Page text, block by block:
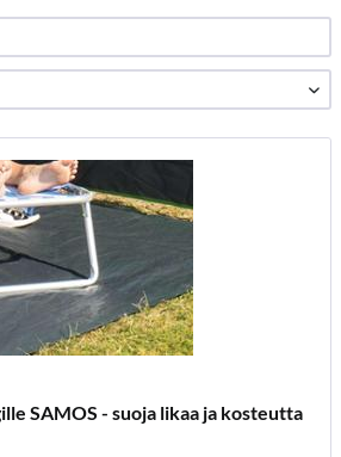
SAMOS - suoja likaa ja kosteutta